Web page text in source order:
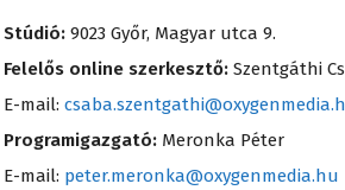
Stúdió: 9023 Győr, Magyar utca 9.
Felelős online szerkesztő: Szentgáthi
E-mail:
Programigazgató: Meronka Péter
E-mail: peter.meronka@oxygenmedia.hu